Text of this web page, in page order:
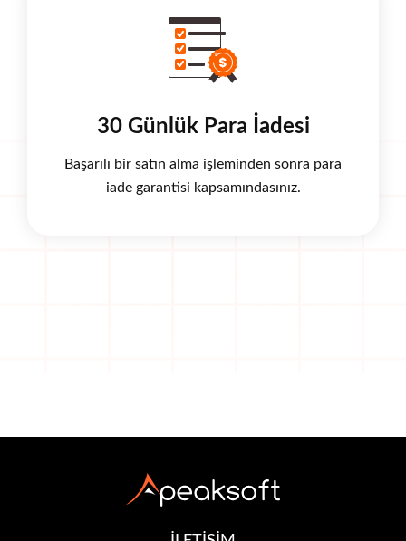
30 Günlük Para İadesi
Başarılı bir satın alma işleminden sonra para
iade garantisi kapsamındasınız.